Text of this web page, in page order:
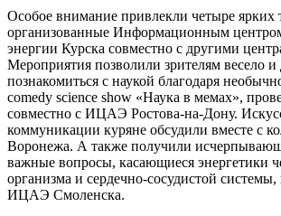
Особое внимание привлекли четыре ярких
организованные Информационным
энергии Курска совместно с другими
Мероприятия позволили зрителям весело и
познакомиться с наукой благодаря
comedy science show «Наука в мемах»,
совместно с ИЦАЭ Ростова-на-Дону.
коммуникации куряне обсудили вместе с
Воронежа. А также получили
важные вопросы, касающиеся энергетики
организма и сердечно-сосудистой
ИЦАЭ Смоленска.